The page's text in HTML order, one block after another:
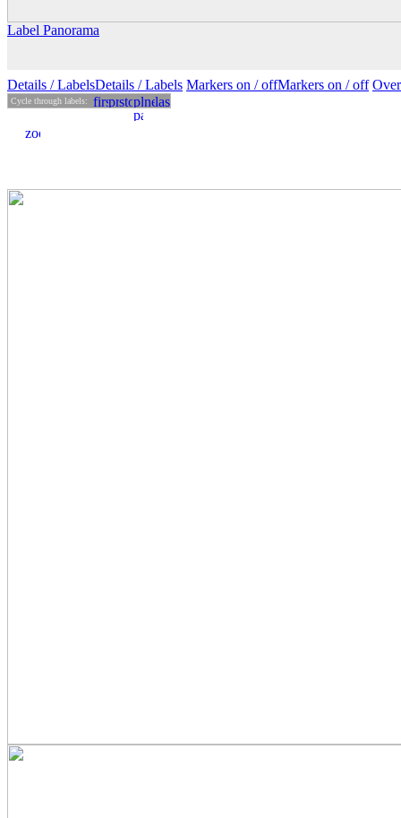
Label Panorama
Details / LabelsDetails /Labels Markers on /offMarkers on / off
Cycle through labels: